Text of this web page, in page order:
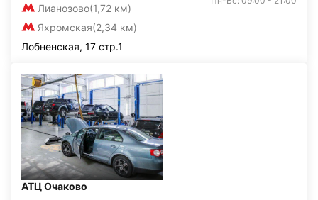
Лианозово(1,72 км)
Яхромская(2,34 км)
Лобненская, 17 стр.1
АТЦ Очаково